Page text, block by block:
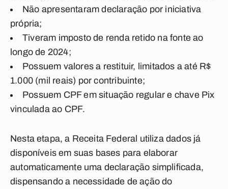
Não apresentaram declaração por iniciativa
própria;
Tiveram imposto de renda retido na fonte ao
longo de 2024;
Possuem valores a restituir, limitados a até R$
1.000 (mil reais) por contribuinte;
Possuem CPF em situação regular e chave Pix
vinculada ao CPF.
Nesta etapa, a Receita Federal utiliza dados já
disponíveis em suas bases para elaborar
automaticamente uma declaração simplificada,
dispensando a necessidade de ação do